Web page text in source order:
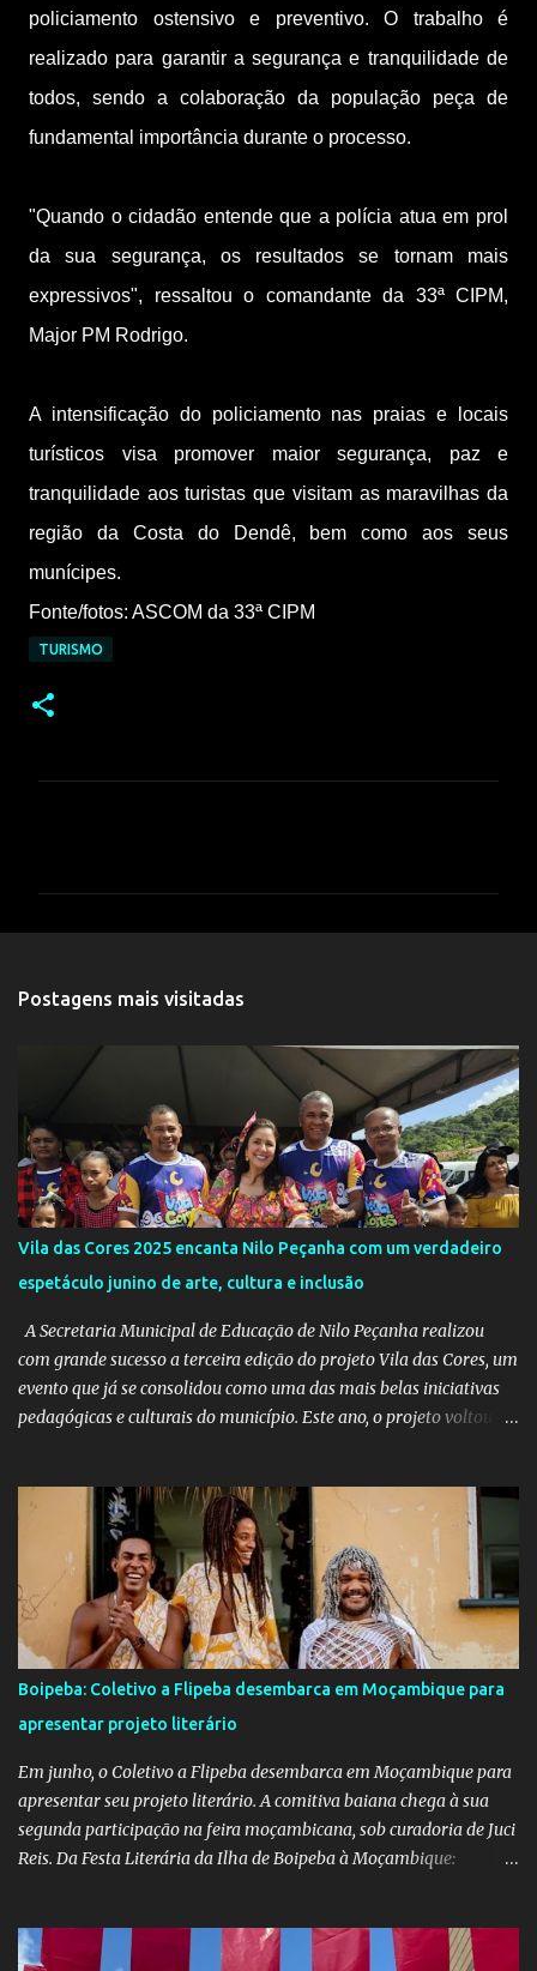
policiamento ostensivo e preventivo. O trabalho é
realizado para garantir a segurança e tranquilidade de
todos, sendo a colaboração da população peça de
fundamental importância durante o processo.
"Quando o cidadão entende que a polícia atua em prol
da sua segurança, os resultados se tornam mais
expressivos", ressaltou o comandante da 33ª CIPM,
Major PM Rodrigo.
A intensificação do policiamento nas praias e locais
turísticos visa promover maior segurança, paz e
tranquilidade aos turistas que visitam as maravilhas da
região da Costa do Dendê, bem como aos seus
munícipes.
Fonte/fotos: ASCOM da 33ª CIPM
TURISMO
o
s
Postagens mais visitadas
Vila das Cores 2025 encanta Nilo Peçanha com um verdadeiro
espetáculo junino de arte, cultura e inclusão
A Secretaria Municipal de Educação de Nilo Peçanha realizou
com grande sucesso a terceira edição do projeto Vila das Cores, um
evento que já se consolidou como uma das mais belas iniciativas
pedagógicas e culturais do município. Este ano, o projeto voltou a
criatividade e tradição. Entre os dias 16 e 18 de junho, o clima
junino tomou conta das comunidades de Barra dos Carvalhos e
São Francisco, passando por São Benedito e encerrando com
grande estilo na sede do município. Em cada local, os alunos
deram um verdadeiro show de participação e animação, com
apresentações marcadas por muito forró, cores vibrantes, danças
típicas, encenações e um forte espírito de celebração. O projeto é
mais do que uma atividade cultural: é um movimento educativo e
social que une arte, identidade e inclusão. Com o apoio irrestrito
da equipe da Secretaria de Educação e a colaboração de di...
Boipeba: Coletivo a Flipeba desembarca em Moçambique para
apresentar projeto literário
Em junho, o Coletivo a Flipeba desembarca em Moçambique para
apresentar seu projeto literário. A comitiva baiana chega à sua
segunda participação na feira moçambicana, sob curadoria de Juci
Reis. Da Festa Literária da Ilha de Boipeba à Moçambique:
— levará ao continente africano o projeto Escrita Viajante e as